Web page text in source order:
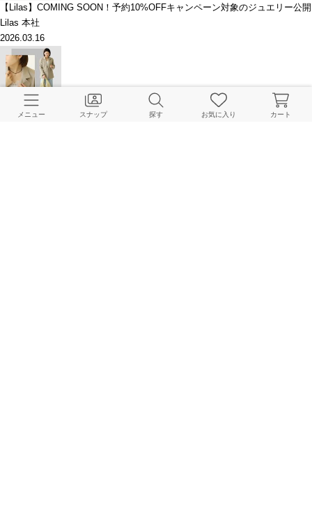
【Lilas】COMING SOON！予約10%OFFキャンペーン対象のジュエリー公開
Lilas 本社
2026.03.16
【Lilas】人気スタッフMIHOが提案！レイヤードジュエリー
メニュー スナップ 探す お気に入り カート